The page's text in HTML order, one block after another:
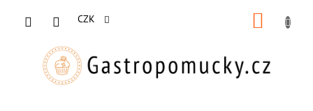
CZK